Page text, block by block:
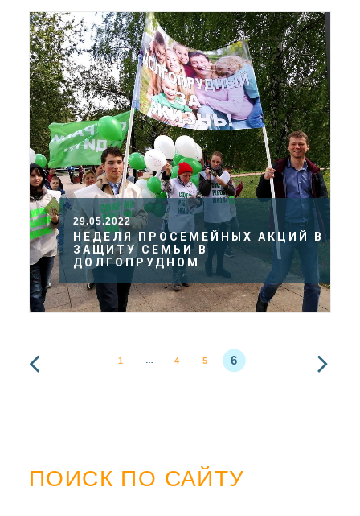
29.05.2022
НЕДЕЛЯ ПРОСЕМЕЙНЫХ АКЦИЙ В
ЗАЩИТУ СЕМЬИ В
ДОЛГОПРУДНОМ
1 … 4 5 6
ПОИСК ПО САЙТУ